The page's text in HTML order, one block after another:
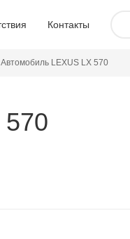
Контакты
LEXUS LX 570